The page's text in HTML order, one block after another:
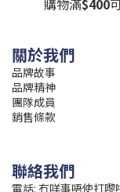
購物滿$400
關於我們
品牌故事
品牌精神
團隊成員
銷售條款
聯絡我們
電話: 冇咩事唔使打嚟